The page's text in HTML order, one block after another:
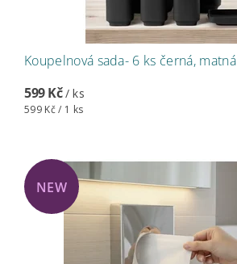
Koupelnová sada- 6 ks černá, matná
599 Kč/ ks
599 Kč / 1 ks
NEW